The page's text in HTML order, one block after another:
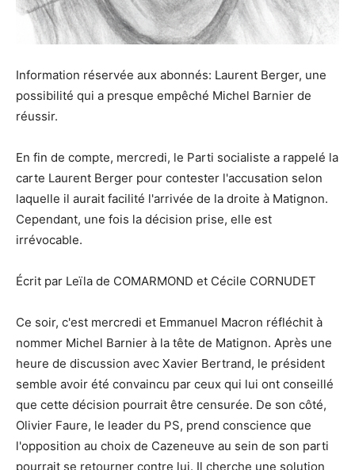
Information réservée aux abonnés: Laurent Berger, une
possibilité qui a presque empêché Michel Barnier de
réussir.
En fin de compte, mercredi, le Parti socialiste a rappelé la
carte Laurent Berger pour contester l'accusation selon
laquelle il aurait facilité l'arrivée de la droite à Matignon.
Cependant, une fois la décision prise, elle est
irrévocable.
Écrit par Leïla de COMARMOND et Cécile CORNUDET
Ce soir, c'est mercredi et Emmanuel Macron réfléchit à
nommer Michel Barnier à la tête de Matignon. Après une
heure de discussion avec Xavier Bertrand, le président
semble avoir été convaincu par ceux qui lui ont conseillé
que cette décision pourrait être censurée. De son côté,
Olivier Faure, le leader du PS, prend conscience que
l'opposition au choix de Cazeneuve au sein de son parti
pourrait se retourner contre lui. Il cherche une solution